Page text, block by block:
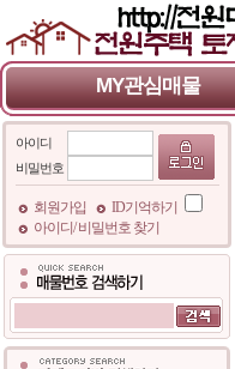
MY관심매물
아이디
비밀번호
회원가입
ID기억하기
아이디/ 비밀번호 찾기